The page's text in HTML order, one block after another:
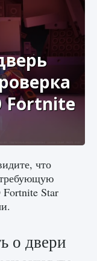
1
Fortnite
что
требующую
Star
о двери